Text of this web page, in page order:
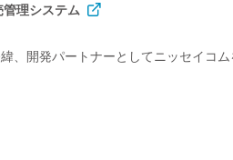
理システム
、開発パートナーとしてニッセイコ